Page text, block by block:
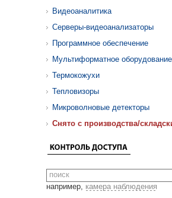
Видеоаналитика
Серверы-видеоанализаторы
Программное обеспечение
Мультиформатное оборудование
Термокожухи
Тепловизоры
Микроволновые детекторы
Cнято с производства/
например, камера наблюдения